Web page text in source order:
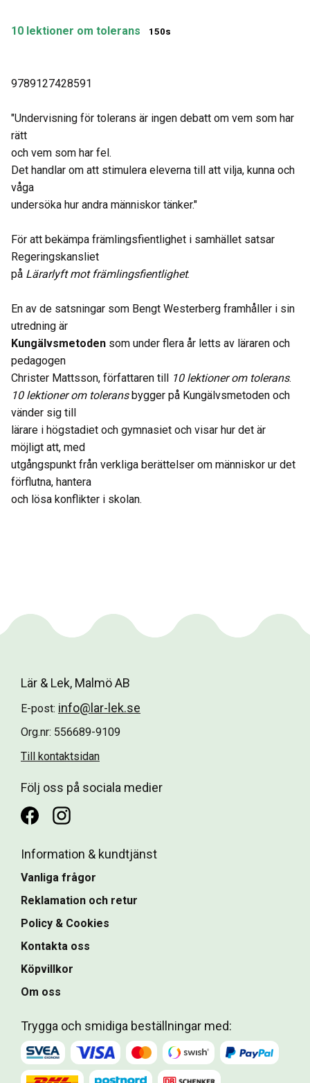
10 lektioner om tolerans 150s
9789127428591
"Undervisning för tolerans är ingen debatt om vem som har
rätt
och vem som har fel.
Det handlar om att stimulera eleverna till att vilja, kunna och
våga
undersöka hur andra människor tänker."
För att bekämpa främlingsfientlighet i samhället satsar
Regeringskansliet
på Lärarlyft mot främlingsfientlighet.
En av de satsningar som Bengt Westerberg framhåller i sin
utredning är
Kungälvsmetoden som under flera år letts av läraren och
pedagogen
Christer Mattsson, författaren till
10 lektioner om tolerans.
10 lektioner om toleransbygger på Kungälvsmetoden och
vänder sig till
lärare i högstadiet och gymnasiet och visar hur det är
möjligt att, med
utgångspunkt från verkliga berättelser om människor ur det
förflutna, hantera
och lösa konflikter i skolan.
Lär & Lek, Malmö AB
E-post: info@lar-lek.se
Org.nr: 556689-9109
Till kontaktsidan
Följ oss på sociala medier
Information & kundtjänst
Vanliga frågor
Reklamation och retur
Policy & Cookies
Kontakta oss
Köpvillkor
Om oss
Trygga och smidiga beställningar med: